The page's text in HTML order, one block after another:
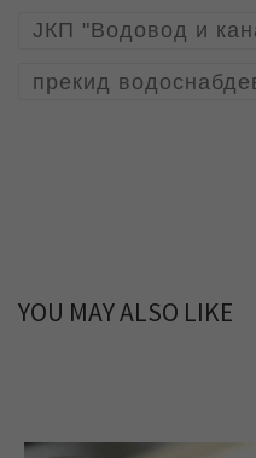
ЈКП "Водовод и
прекид
YOU MAY ALSO LIKE